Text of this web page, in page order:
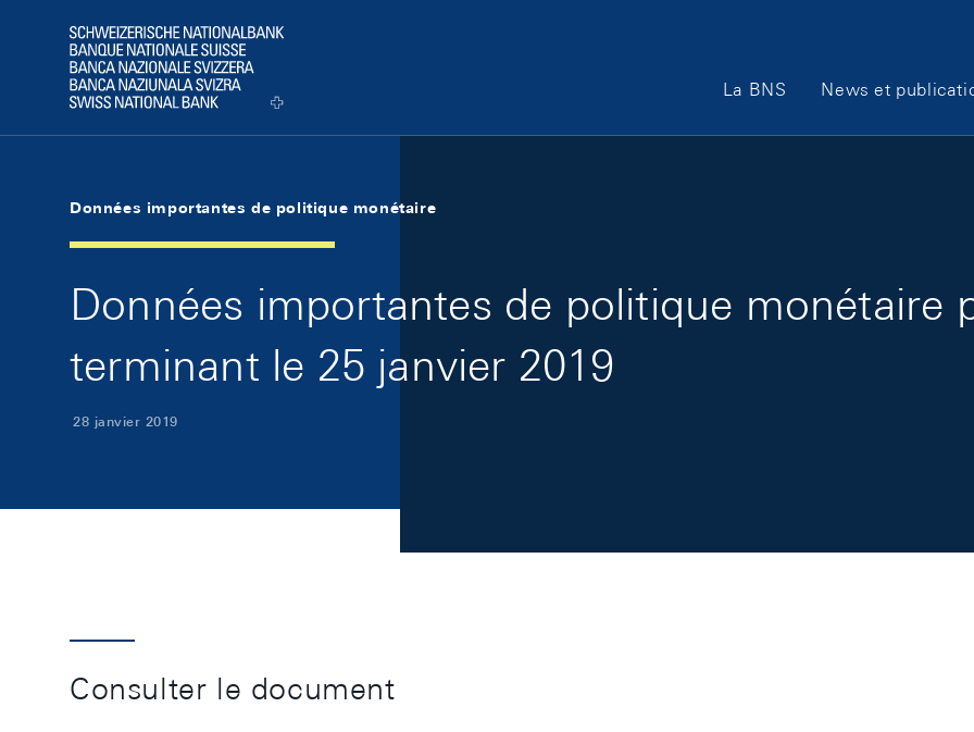
Logo
Main Navigation
La BNS News et
Données importantes de politique monétaire
Données importantes de politique monétaire
terminant le 25 janvier 2019
28 janvier 2019
Consulter le document